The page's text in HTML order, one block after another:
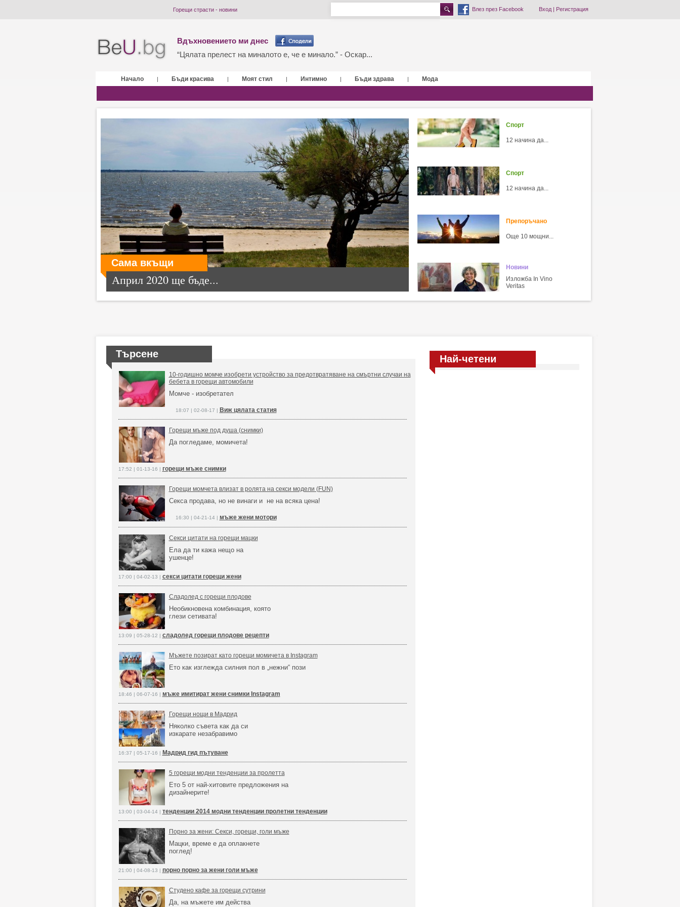
Горещи страсти - новини Влез през Facebook Вход| Регистрация
Вдъхновението ми днес
“Цялата прелест на миналото е, че е минало.” - Оскар...
Начало | Бъди красива | Моят стил | Интимно | Бъди здрава | Мода
Сама вкъщи
Април 2020 ще бъде...
Спорт
12 начина да...
Спорт
12 начина да...
Препоръчано
Още 10 мощни...
Новини
Изложба In Vino
Veritas
Търсене
10-годишно момче изобрети устройство за предотвратяване на смъртни случаи на
бебета в горещи автомобили
Момче - изобретател
18:07 | 02-08-17 | Виж цялата статия
Горещи мъже под душа (снимки)
Да погледаме, момичета!
17:52 | 01-13-16 | горещи мъже снимки
Горещи момчета влизат в ролята на секси модели (FUN)
Секса продава, но не винаги и не на всяка цена!
16:30 | 04-21-14 | мъже жени мотори
Секси цитати на горещи мацки
Ела да ти кажа нещо на
ушенце!
17:00 | 04-02-13 | секси цитати горещи жени
Сладолед с горещи плодове
Необикновена комбинация, която
глези сетивата!
13:09 | 05-28-12 | сладолед горещи плодове рецепти
Мъжете позират като горещи момичета в Instagram
Ето как изглежда силния пол в „нежни“ пози
18:46 | 06-07-16 | мъже имитират жени снимки Instagram
Горещи нощи в Мадрид
Няколко съвета как да си
изкарате незабравимо
16:37 | 05-17-16 | Мадрид гид пътуване
5 горещи модни тенденции за пролетта
Ето 5 от най-хитовите предложения на
дизайнерите!
13:00 | 03-04-14 | тенденции 2014 модни тенденции пролетни тенденции
Порно за жени: Секси, горещи, голи мъже
Мацки, време е да оплакнете
поглед!
21:00 | 04-08-13 | порно порно за жени голи мъже
Студено кафе за горещи сутрини
Да, на мъжете им действа
Най-четени